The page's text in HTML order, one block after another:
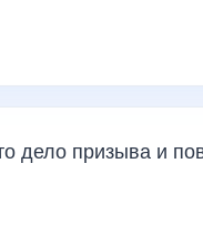
дело призыва и